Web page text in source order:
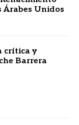
Árabes Unidos
crítica y
Barrera